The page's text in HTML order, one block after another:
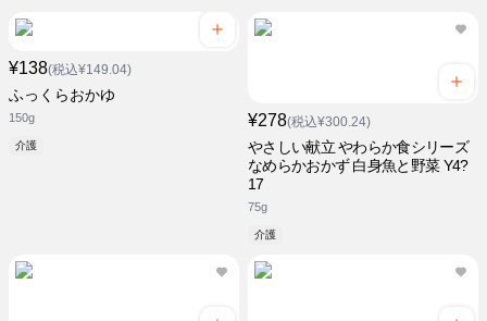
¥138(税込¥149.04)
ふっくらおかゆ
150g
介護
¥278(税込¥300.24)
やさしい献立 やわらか食シリーズ
なめらかおかず 白身魚と野菜 Y4?
17
75g
介護